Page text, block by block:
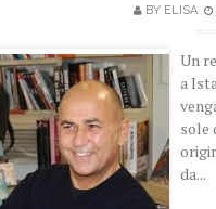
BY ELISA
Un
a
sole
da...